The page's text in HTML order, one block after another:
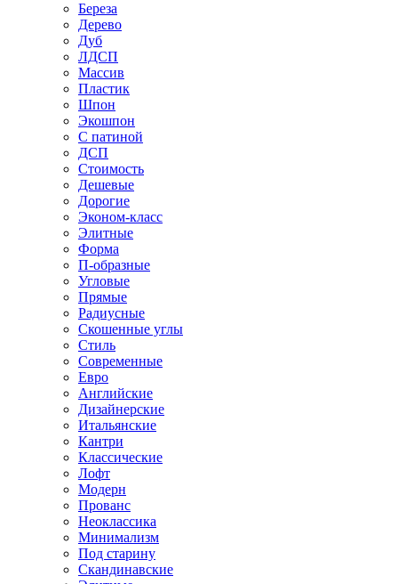
Береза
Дерево
Дуб
ЛДСП
Массив
Пластик
Шпон
Экошпон
С патиной
ДСП
Стоимость
Дешевые
Дорогие
Эконом-класс
Элитные
Форма
П-образные
Угловые
Прямые
Радиусные
Скошенные углы
Стиль
Современные
Евро
Английские
Дизайнерские
Итальянские
Кантри
Классические
Лофт
Модерн
Прованс
Неоклассика
Минимализм
Под старину
Скандинавские